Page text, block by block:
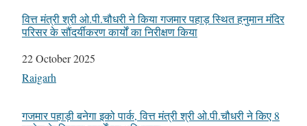
वित्त मंत्री श्री ओ.पी.चौधरी ने किया गजमार पहाड़ स्थित हनुमान मंदिर
परिसर के सौंदर्यीकरण कार्यों का निरीक्षण किया
Date
22 October 2025
In relation to
Raigarh
गजमार पहाड़ी बनेगा इको पार्क, वित्त मंत्री श्री ओ.पी.चौधरी ने किए 8